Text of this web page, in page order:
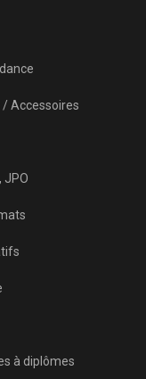
Accessoires
JPO
à diplômes